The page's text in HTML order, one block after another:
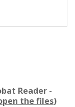
Reader -
the files)